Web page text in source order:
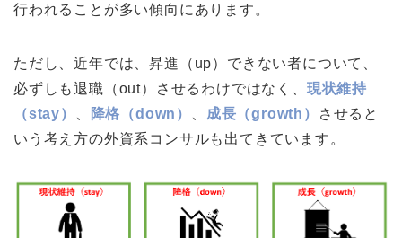
行われることが多い傾向にあります。
ただし、近年では、昇進（up）できない者について、
必ずしも退職（out）させるわけではなく、 現状維持
（stay）
降格（down） 成長（growth）
させると
いう考え方の外資系コンサルも出てきています。